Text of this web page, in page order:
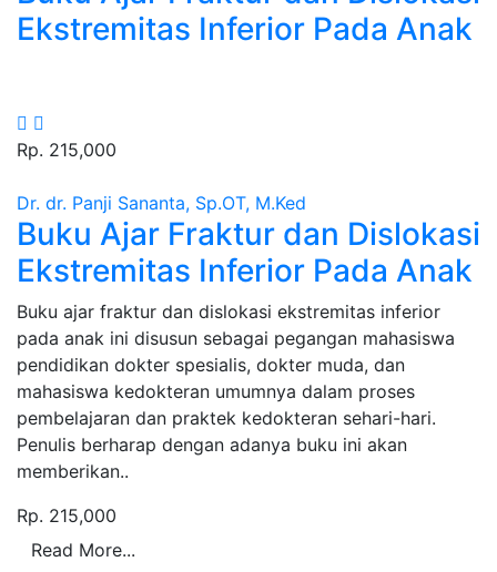
Ekstremitas Inferior Pada Anak
Rp. 215,000
Dr. dr. Panji Sananta, Sp.OT, M.Ked
Buku Ajar Fraktur dan Dislokasi
Ekstremitas Inferior Pada Anak
Sinopsis :
Buku ajar fraktur dan dislokasi ekstremitas inferior
pada anak ini disusun sebagai pegangan mahasiswa
pendidikan dokter spesialis, dokter muda, dan
mahasiswa kedokteran umumnya dalam proses
pembelajaran dan praktek kedokteran sehari-hari.
Penulis berharap dengan adanya buku ini akan
memberikan..
Rp. 215,000
Read More...